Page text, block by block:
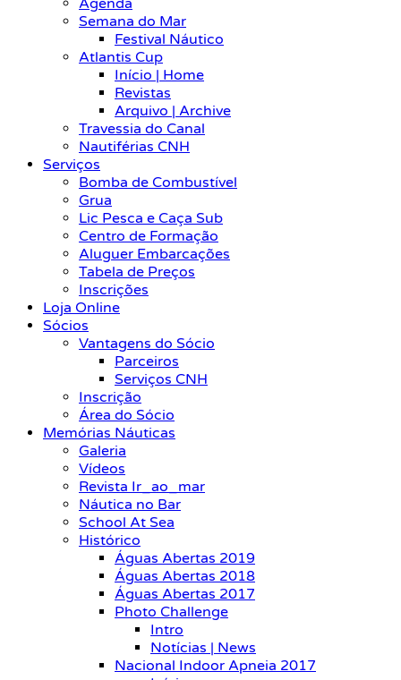
Agenda
Semana do Mar
Festival Náutico
Atlantis Cup
Início | Home
Revistas
Arquivo | Archive
Travessia do Canal
Nautiférias CNH
Serviços
Bomba de Combustível
Grua
Lic Pesca e Caça Sub
Centro de Formação
Aluguer Embarcações
Tabela de Preços
Inscrições
Loja Online
Sócios
Vantagens do Sócio
Parceiros
Serviços CNH
Inscrição
Área do Sócio
Memórias Náuticas
Galeria
Vídeos
Revista Ir_ao_mar
Náutica no Bar
School At Sea
Histórico
Águas Abertas 2019
Águas Abertas 2018
Águas Abertas 2017
Photo Challenge
Intro
Notícias | News
Nacional Indoor Apneia 2017